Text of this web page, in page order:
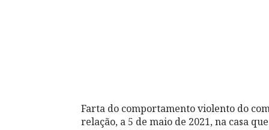
Farta do comportamento violento do
relação, a 5 de maio de 2021, na casa